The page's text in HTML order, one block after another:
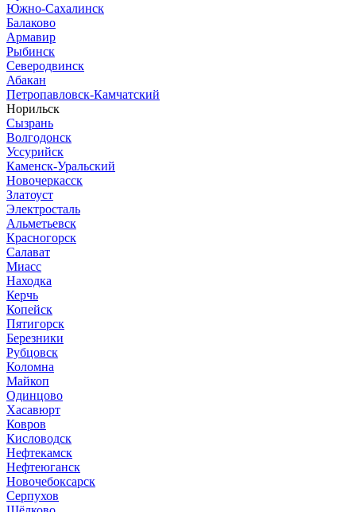
Южно-Сахалинск
Балаково
Армавир
Рыбинск
Северодвинск
Абакан
Петропавловск-Камчатский
Норильск
Сызрань
Волгодонск
Уссурийск
Каменск-Уральский
Новочеркасск
Златоуст
Электросталь
Альметьевск
Красногорск
Салават
Миасс
Находка
Керчь
Копейск
Пятигорск
Березники
Рубцовск
Коломна
Майкоп
Одинцово
Хасавюрт
Ковров
Кисловодск
Нефтекамск
Нефтеюганск
Новочебоксарск
Серпухов